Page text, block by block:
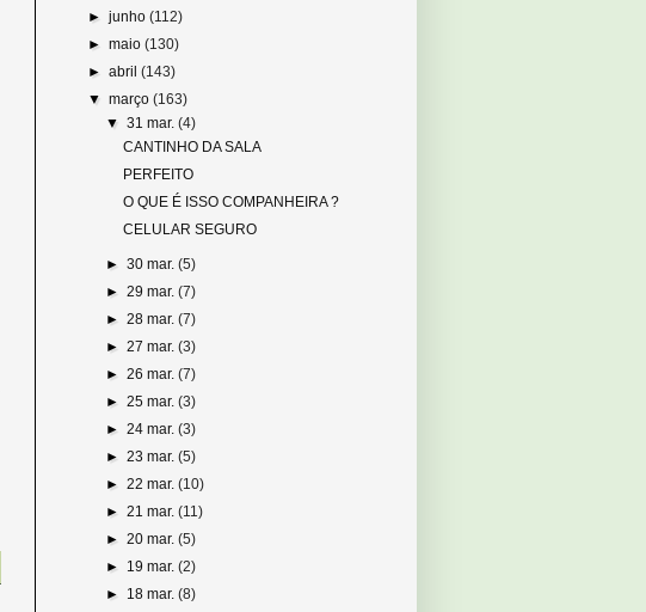
►junho(112)
►maio(130)
►abril(143)
▼março(163)
▼ 31 mar. (4)
CANTINHO DA SALA
PERFEITO
O QUE É ISSO COMPANHEIRA ?
CELULAR SEGURO
► 30 mar. (5)
► 29 mar. (7)
► 28 mar. (7)
► 27 mar. (3)
► 26 mar. (7)
► 25 mar. (3)
► 24 mar. (3)
► 23 mar. (5)
► 22 mar. (10)
► 21 mar. (11)
► 20 mar. (5)
► 19 mar. (2)
► 18 mar. (8)